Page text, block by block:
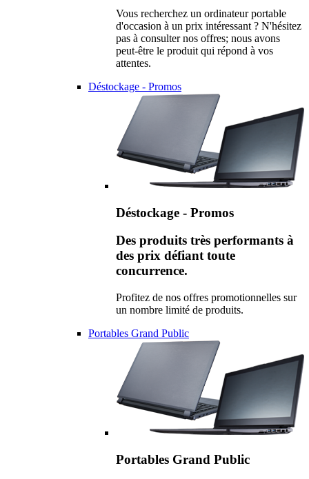
Vous recherchez un ordinateur portable
d'occasion à un prix intéressant ? N'hésitez
pas à consulter nos offres; nous avons
peut-être le produit qui répond à vos
attentes.
Déstockage - Promos
Déstockage - Promos
Des produits très performants à
des prix défiant toute
concurrence.
Profitez de nos offres promotionnelles sur
un nombre limité de produits.
Portables Grand Public
Portables Grand Public